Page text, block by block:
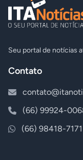
Seu portal de notícias
Contato
(66) 99924-
(66) 98418-7171